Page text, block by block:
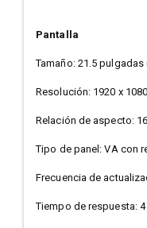
Pantalla
Tamaño: 21.5 pulgadas
Resolución: 1920 x
Relación de aspecto:
Tipo de panel: VA con
Frecuencia de
Tiempo de respuesta: 4